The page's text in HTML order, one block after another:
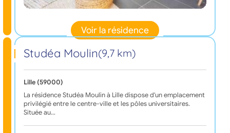
Voir la résidence
Studéa Moulin(9,7 km)
Lille (59000)
La résidence Studéa Moulin à Lille dispose d'un emplacement
privilégié entre le centre-ville et les pôles universitaires.
Située au…